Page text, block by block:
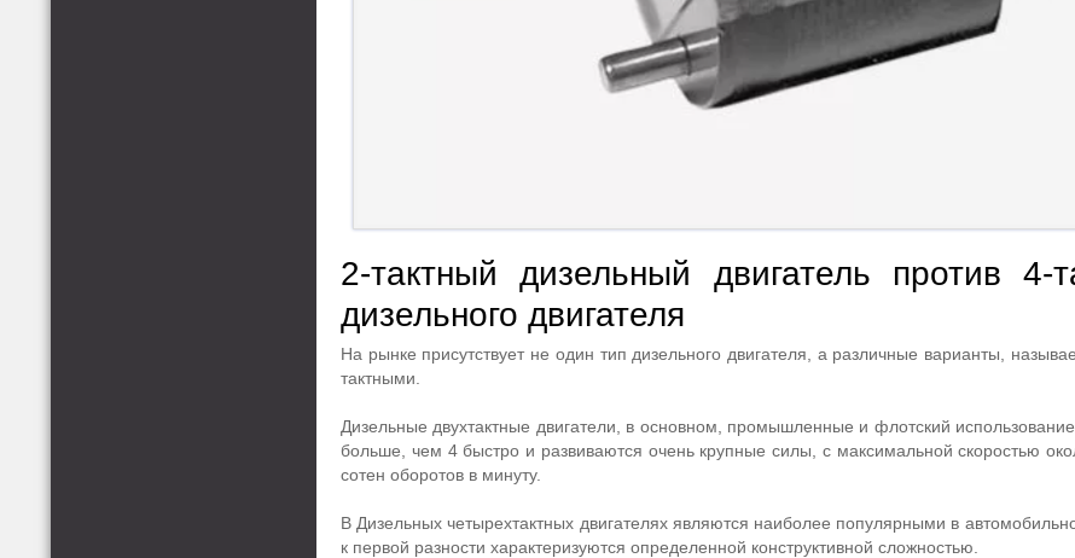
2-тактный дизельный двигатель против 4-
дизельного двигателя
На рынке присутствует не один тип дизельного двигателя, а различные варианты,
тактными.
Дизельные двухтактные двигатели, в основном, промышленные и флотский
больше, чем 4 быстро и развиваются очень крупные силы, с максимальной скоростью
сотен оборотов в минуту.
В Дизельных четырехтактных двигателях являются наиболее популярными в
к первой разности характеризуются определенной конструктивной сложностью.